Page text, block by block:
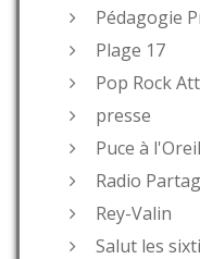
Pédagogie
Plage 17
Pop Rock
presse
Puce à
Radio
Rey-Valin
Salut les